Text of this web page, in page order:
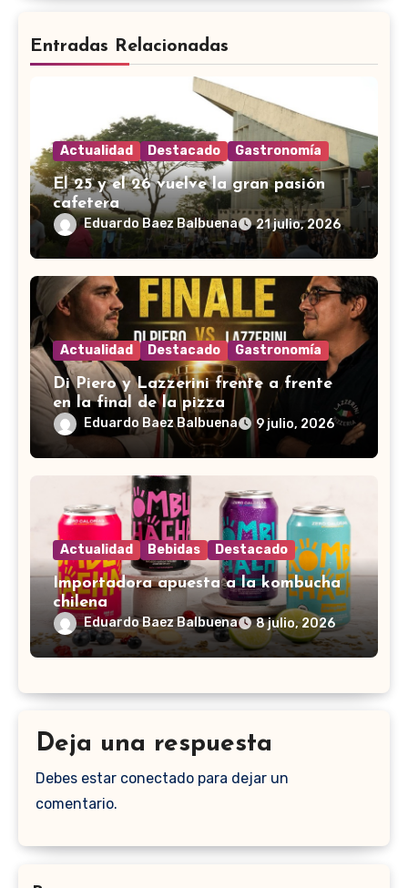
Entradas Relacionadas
Actualidad Destacado Gastronomía
El 25 y el 26 vuelve la gran pasión
cafetera
Eduardo Baez Balbuena 21 julio, 2026
Actualidad Destacado Gastronomía
Di Piero y Lazzerini frente a frente
en la final de la pizza
Eduardo Baez Balbuena 9 julio, 2026
Actualidad Bebidas Destacado
Importadora apuesta a la kombucha
chilena
Eduardo Baez Balbuena 8 julio, 2026
Deja una respuesta
Debes estar conectado para dejar un
comentario.